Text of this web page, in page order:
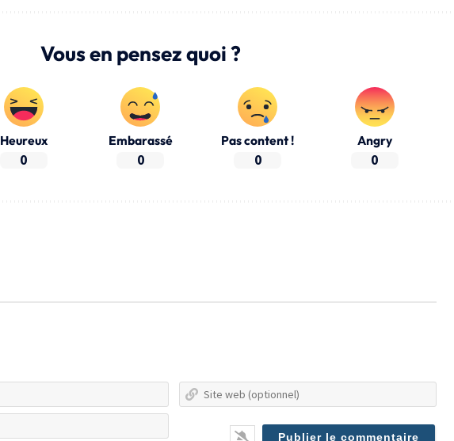
Vous en pensez quoi ?
Heureux
0
Embarassé
0
Pas content !
0
Angry
0
Nom*
web